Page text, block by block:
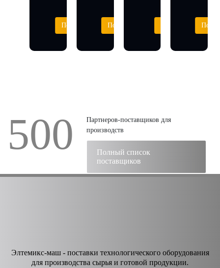
Подробнее Подробнее
500
Партнеров-поставщиков для
производств
Полный список
поставщиков
Элтемикс-маш - поставки технологического оборудования
для производства сырья и готовой продукции.